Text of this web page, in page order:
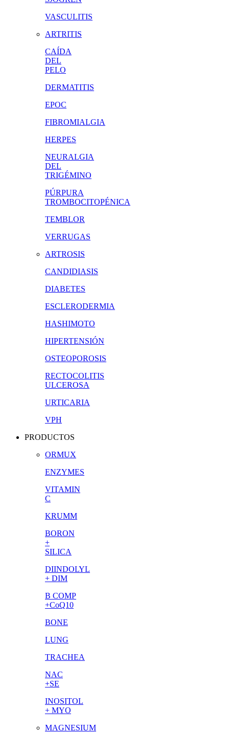
VASCULITIS
ARTRITIS
CAÍDA
DEL
PELO
DERMATITIS
EPOC
FIBROMIALGIA
HERPES
NEURALGIA
DEL
TRIGÉMINO
PÚRPURA
TROMBOCITOPÉNICA
TEMBLOR
VERRUGAS
ARTROSIS
CANDIDIASIS
DIABETES
ESCLERODERMIA
HASHIMOTO
HIPERTENSIÓN
OSTEOPOROSIS
RECTOCOLITIS
ULCEROSA
URTICARIA
VPH
PRODUCTOS
ORMUX
ENZYMES
VITAMIN
C
KRUMM
BORON
+
SILICA
DIINDOLYL
+ DIM
B COMP
+CoQ10
BONE
LUNG
TRACHEA
NAC
+SE
INOSITOL
+ MYO
MAGNESIUM